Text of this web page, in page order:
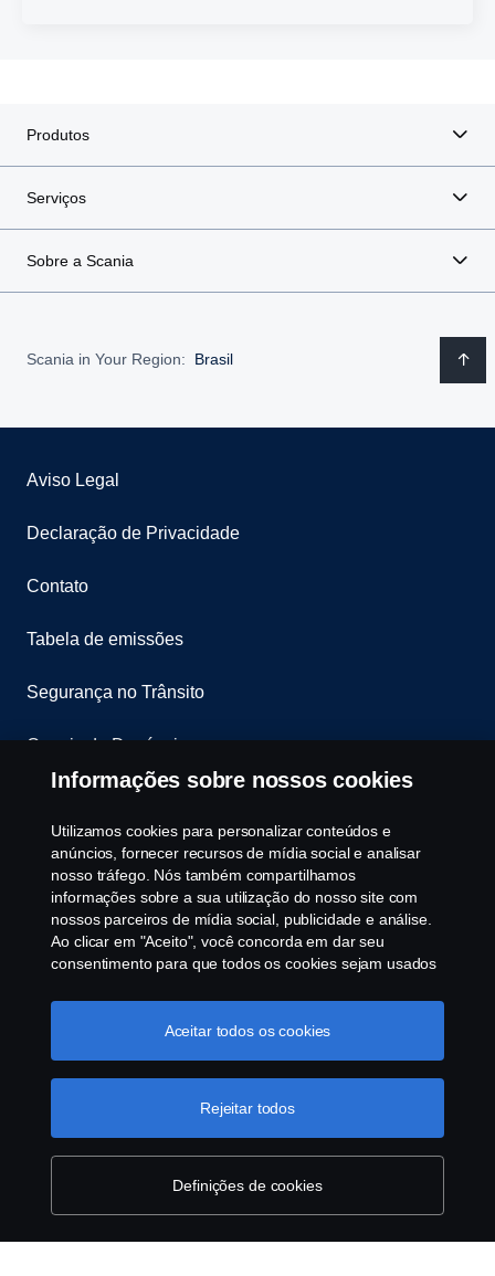
Produtos
Serviços
Sobre a Scania
Scania in Your Region: Brasil
Aviso Legal
Declaração de Privacidade
Contato
Tabela de emissões
Segurança no Trânsito
Canais de Denúncia
Programa de Rotulagem Veicular
Política de Cookies
Configurações de cookies
Brasil, Av. José Odorizzi, 151 - Vila Euro, São
Bernardo do Campo. SP. Tel: +55 11 4090-2960.
CNPJ 59.104.901/0001-76
Informações sobre nossos cookies
Utilizamos cookies para personalizar conteúdos e
anúncios, fornecer recursos de mídia social e analisar
nosso tráfego. Nós também compartilhamos
informações sobre a sua utilização do nosso site com
nossos parceiros de mídia social, publicidade e análise.
Ao clicar em "Aceito", você concorda em dar seu
consentimento para que todos os cookies sejam usados
gerenciar a utilização dos cookies clicando em
"Configurações de cookies" e selecionando as
ser encontrada clicando no link abaixo deste texto ou em
“declaração de privacidade". Mais informações sobre a
sua privacidade
Definições de cookies
Rejeitar todos
Aceitar todos os cookies